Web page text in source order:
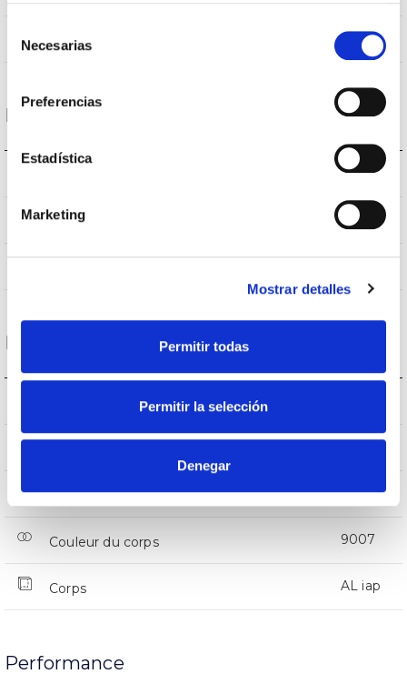
Necesarias
Preferencias
Estadística
Marketing
Mostrar detalles
Permitir todas
Permitir la selección
Denegar
Empalmable
Données optiques
3.000K
CRI Indice de rendu des couleurs >70
Logement et finition
IK Protection contre des impacts
Intensité (A) 66
Couleur du corps 9007
Corps AL iap
Performance